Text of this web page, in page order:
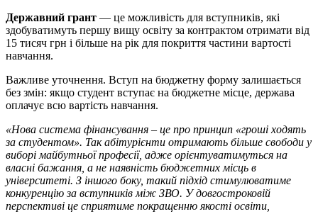
Державний грант — це можливість для вступників, які
здобуватимуть першу вищу освіту за контрактом отримати від
15 тисяч грн і більше на рік для покриття частини вартості
навчання.
Важливе уточнення. Вступ на бюджетну форму залишається
без змін: якщо студент вступає на бюджетне місце, держава
оплачує всю вартість навчання.
«Нова система фінансування – це про принцип «гроші ходять
за студентом». Так абітурієнти отримають більше свободи у
виборі майбутньої професії, адже орієнтуватимуться на
власні бажання, а не наявність бюджетних місць в
університеті. З іншого боку, такий підхід стимулюватиме
конкуренцію за вступників між ЗВО. У довгостроковій
перспективі це сприятиме покращенню якості освіти,